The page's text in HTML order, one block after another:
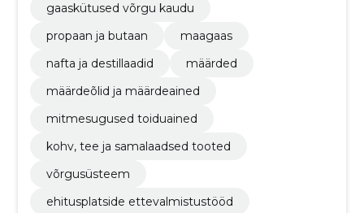
gaaskütused võrgu kaudu
propaan ja butaan
maagaas
nafta ja destillaadid
määrded
määrdeõlid ja määrdeained
mitmesugused toiduained
kohv, tee ja samalaadsed tooted
võrgusüsteem
ehitusplatside ettevalmistustööd